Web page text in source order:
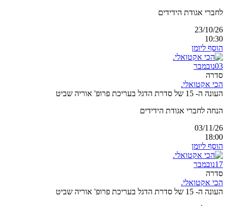
לחברי אגודת הידידים
23/10/26
10:30
הוסף ליומן
03נובמבר
סדרה
הכי אקטואלי.
העונה ה- 15 של סדרת הדגל בעריכת פרופ' אוריה שביט
הנחה לחברי אגודת הידידים
03/11/26
18:00
הוסף ליומן
17נובמבר
סדרה
הכי אקטואלי.
העונה ה- 15 של סדרת הדגל בעריכת פרופ' אוריה שביט